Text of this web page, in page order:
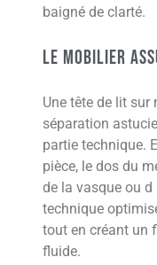
baigné de clarté.
Le mobilier
Une tête de lit sur
séparation
partie technique.
pièce, le dos du
de la vasque ou
technique
tout en créant un
fluide.